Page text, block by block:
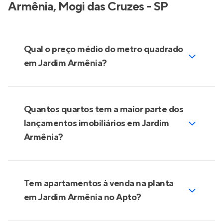
Armênia, Mogi das Cruzes - SP
Qual o preço médio do metro quadrado
em Jardim Armênia?
Quantos quartos tem a maior parte dos
lançamentos imobiliários em Jardim
Armênia?
Tem apartamentos à venda na planta
em Jardim Armênia no Apto?